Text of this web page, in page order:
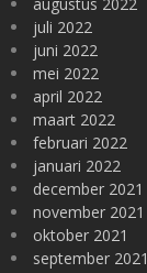
juli 2022
juni 2022
mei 2022
april 2022
maart 2022
februari 2022
januari 2022
december 2021
november 2021
oktober 2021
september 2021